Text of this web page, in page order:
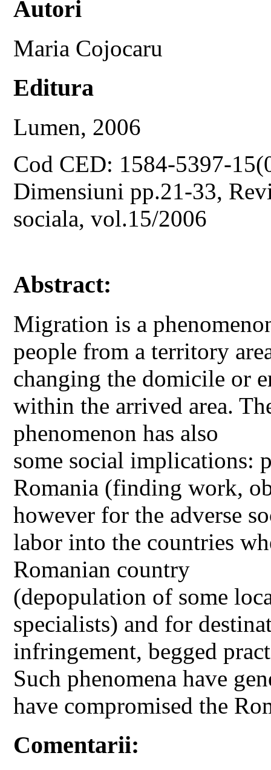
Autori
Maria Cojocaru
Editura
Lumen, 2006
Cod CED: 1584-5397-
Dimensiuni pp.21-33,
sociala, vol.15/2006
Abstract:
Migration is a
people from a territory
changing the domicile or
within the arrived area.
phenomenon has also
some social implications:
Romania (finding work,
however for the adverse
labor into the countries
Romanian country
(depopulation of some
specialists) and for
infringement, begged
Such phenomena have
have compromised the
Comentarii: